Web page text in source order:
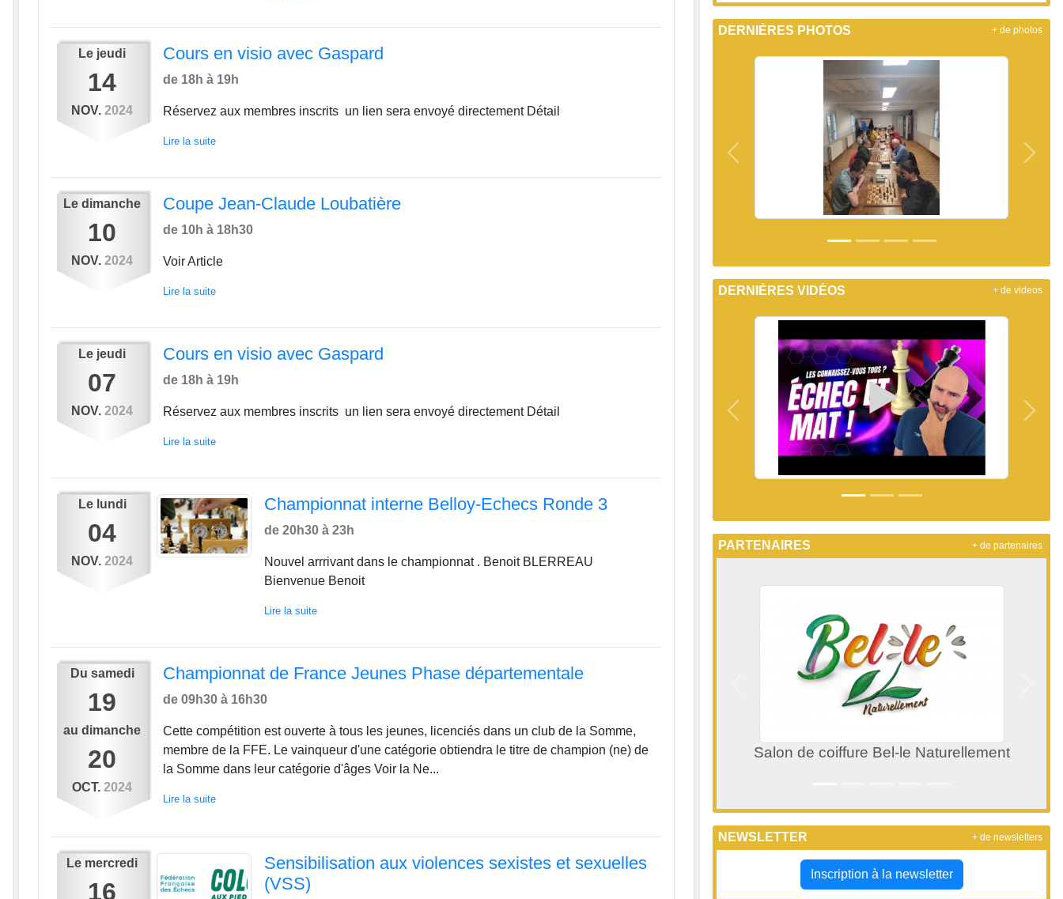
Le jeudi
14
NOV. 2024
Cours en visio avec Gaspard
de 18h à 19h
Réservez aux membres inscrits un lien sera envoyé directement Détail
Lire la suite
Ledimanche
10
NOV. 2024
Coupe Jean-Claude Loubatière
de 10h à 18h30
Voir Article
Lire la suite
Le jeudi
07
NOV. 2024
Cours en visio avec Gaspard
de 18h à 19h
Réservez aux membres inscrits un lien sera envoyé directement Détail
Lire la suite
Le lundi
04
NOV. 2024
Championnat interne Belloy-Echecs Ronde 3
de 20h30 à 23h
Nouvel arrrivant dans le championnat . Benoit BLERREAU
Bienvenue Benoit
Lire la suite
Du samedi
19
audimanche
20
OCT. 2024
Championnat de France Jeunes Phase départementale
de 09h30 à 16h30
Cette compétition est ouverte à tous les jeunes, licenciés dans un club de la Somme,
membre de la FFE. Le vainqueur d'une catégorie obtiendra le titre de champion (ne) de
la Somme dans leur catégorie d'âges Voir la Ne...
Lire la suite
Le mercredi
16
Sensibilisation aux violences sexistes et sexuelles
(VSS)
DERNIÈRES PHOTOS
Précedent
+ de photos
DERNIÈRES VIDÉOS
Précedent
+ de videos
PARTENAIRES
Salon de coiffure Bel-le Naturellement Mairie de Belloy sur
+ de partenaires
NEWSLETTER
Inscription à la newsletter
+ de newsletters